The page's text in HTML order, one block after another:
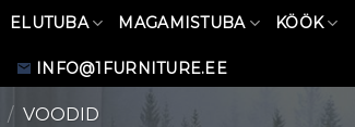
ELUTUBA MAGAMISTUBA KÖÖK
INFO@1FURNITURE.EE
/ VOODID